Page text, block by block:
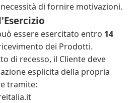
di fornire motivazioni.
essere esercitato entro 14
dei Prodotti.
di recesso, il Cliente deve
esplicita della propria
tramite: